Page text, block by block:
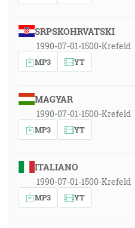
SRPSKOHRVATSKI
1990-07-01-1500-Krefeld
MP3 YT
MAGYAR
1990-07-01-1500-Krefeld
MP3 YT
ITALIANO
1990-07-01-1500-Krefeld
MP3 YT